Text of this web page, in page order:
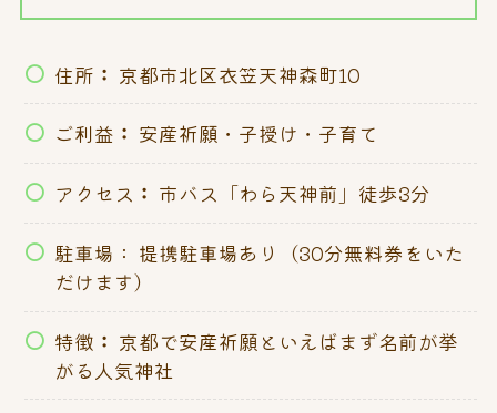
住所 ： 京都市北区衣笠天神森町10
ご利益 ： 安産祈願・子授け・子育て
アクセス ： 市バス「わら天神前」徒歩3分
駐車場： 提携駐車場あり（30分無料券をいた
だけます）
特徴 ： 京都で安産祈願といえばまず名前が挙
がる人気神社